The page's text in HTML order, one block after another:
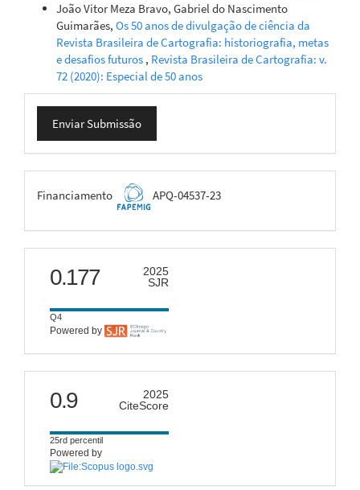
João Vitor Meza Bravo, Gabriel do Nascimento
Guimarães, Os 50 anos de divulgação de ciência da
Revista Brasileira de Cartografia: historiografia, metas
e desafios futuros , Revista Brasileira de Cartografia: v.
72 (2020): Especial de 50 anos
Enviar
Submissão
Enviar Submissão
FAPEMIG
Financiamento APQ-04537-23
scimago
0.177
2025
SJR
Q4
Powered by
citescore
0.9
2025
CiteScore
25rd percentil
Powered by